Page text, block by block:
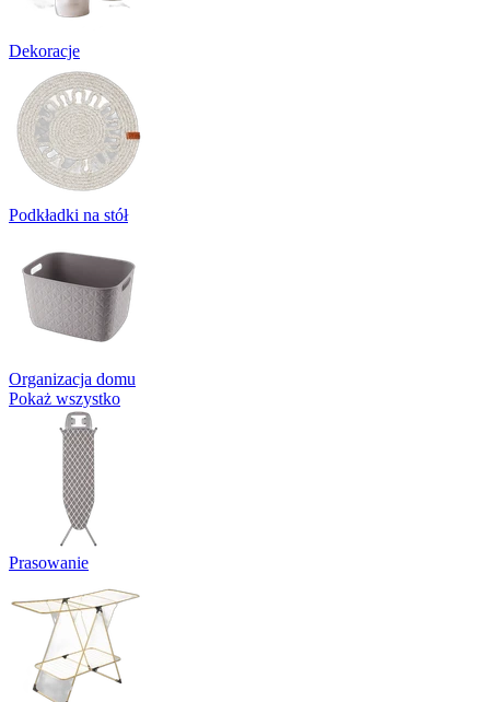
Dekoracje
Podkładki na stół
Organizacja domu
Pokaż wszystko
Prasowanie